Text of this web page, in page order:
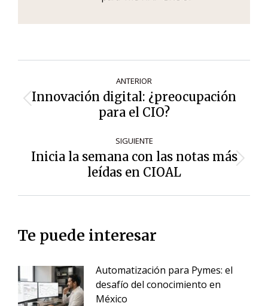
de
entradas
ANTERIOR
Entrada
anterior:
Innovación digital: ¿preocupación
para el CIO?
SIGUIENTE
Siguiente
entrada:
Inicia la semana con las notas más
leídas en CIOAL
Te puede interesar
Automatización para Pymes: el
desafío del conocimiento en
México